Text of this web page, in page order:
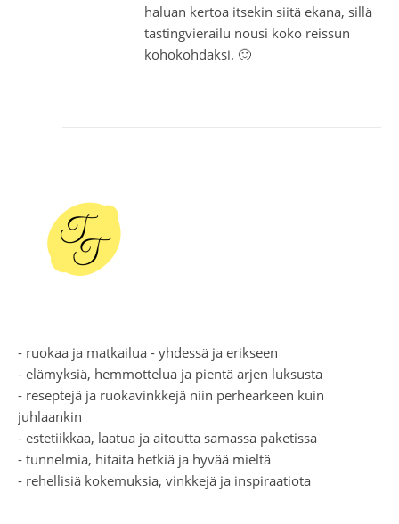
haluan kertoa itsekin siitä ekana, sillä
tastingvierailu nousi koko reissun
kohokohdaksi. 🙂
- ruokaa ja matkailua - yhdessä ja erikseen
- elämyksiä, hemmottelua ja pientä arjen luksusta
- reseptejä ja ruokavinkkejä niin perhearkeen kuin
juhlaankin
- estetiikkaa, laatua ja aitoutta samassa paketissa
- tunnelmia, hitaita hetkiä ja hyvää mieltä
- rehellisiä kokemuksia, vinkkejä ja inspiraatiota